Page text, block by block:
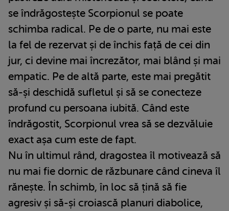
se îndrăgostește Scorpionul se poate
schimba radical. Pe de o parte, nu mai este
la fel de rezervat și de închis față de cei din
jur, ci devine mai încrezător, mai blând și mai
empatic. Pe de altă parte, este mai pregătit
să-și deschidă sufletul și să se conecteze
profund cu persoana iubită. Când este
îndrăgostit, Scorpionul vrea să se dezvăluie
exact așa cum este de fapt.
Nu în ultimul rând, dragostea îl motivează să
nu mai fie dornic de răzbunare când cineva îl
rănește. În schimb, în loc să țină să fie
agresiv și să-și croiască planuri diabolice,